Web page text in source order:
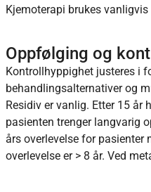
Kjemoterapi brukes vanligvis
Oppfølging og
Kontrollhyppighet justeres i
behandlingsalternativer og
Residiv er vanlig. Etter 15 år
pasienten trenger langvarig
års overlevelse for pasienter
overlevelse er > 8 år. Ved